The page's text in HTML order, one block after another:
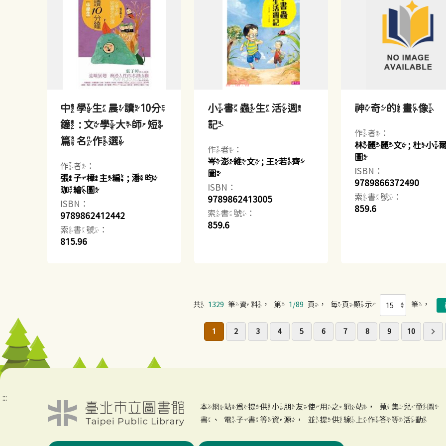
中學生晨讀10分
鐘 : 文學大師短
篇名作選
作者：
張子樟主編 ; 潘昀
珈繪圖
ISBN：
9789862412442
索書號：
815.96
小書蟲生活週
記
作者：
岑澎維文 ; 王若齊
圖
ISBN：
9789862413005
索書號：
859.6
神奇的畫像
作者：
林麗麗文 ; 杜小
圖
ISBN：
9789866372490
索書號：
859.6
共 1329 筆資料，第 1/89 頁，每頁顯示 筆，
1 2 3 4 5 6 7 8 9 10
:::
本網站為提供小朋友使用之網站，蒐集兒童圖
書、電子書等資源，並提供線上作答等活動